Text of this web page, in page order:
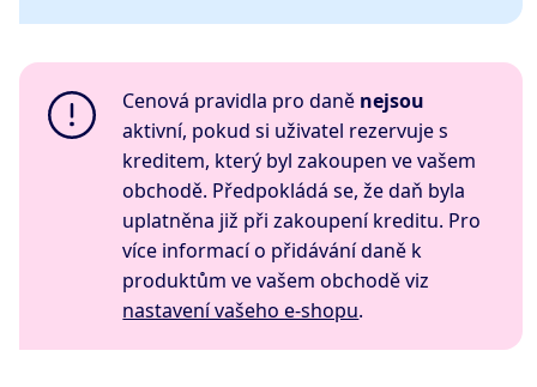
Cenová pravidla pro daně nejsou
aktivní, pokud si uživatel rezervuje s
kreditem, který byl zakoupen ve vašem
obchodě. Předpokládá se, že daň byla
uplatněna již při zakoupení kreditu. Pro
více informací o přidávání daně k
produktům ve vašem obchodě viz
nastavení vašeho e-shopu.